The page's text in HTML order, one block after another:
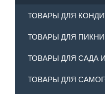
ТОВАРЫ ДЛЯ
ТОВАРЫ ДЛЯ
ТОВАРЫ ДЛЯ САДА
ТОВАРЫ ДЛЯ